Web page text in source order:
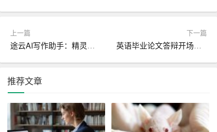
方式，为人类创作带来新的灵感。
三、AI智能写作的挑战
方面可能不如人类作家丰富和细腻。
2. 伦理和法律问题：AI智能写作在版权、隐私和道德等方
面存在一定的争议和挑战。
上一篇
途云AI写作助手：精灵般的智能创作工具
下一篇
英语毕业论文答辩开场白精选
推荐文章